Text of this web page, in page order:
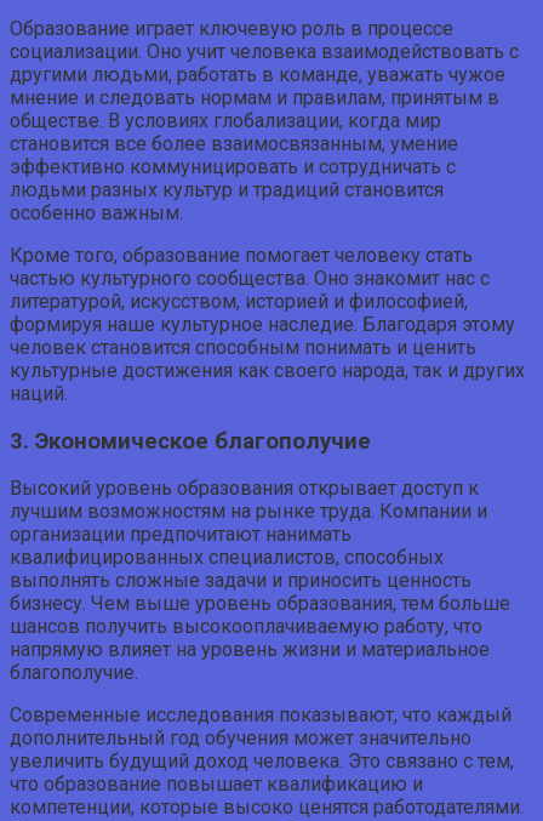
Образование играет ключевую роль в процессе
социализации. Оно учит человека взаимодействовать с
другими людьми, работать в команде, уважать чужое
мнение и следовать нормам и правилам, принятым в
обществе. В условиях глобализации, когда мир
становится все более взаимосвязанным, умение
эффективно коммуницировать и сотрудничать с
людьми разных культур и традиций становится
особенно важным.
Кроме того, образование помогает человеку стать
частью культурного сообщества. Оно знакомит нас с
литературой, искусством, историей и философией,
формируя наше культурное наследие. Благодаря этому
человек становится способным понимать и ценить
культурные достижения как своего народа, так и других
наций.
3. Экономическое благополучие
Высокий уровень образования открывает доступ к
лучшим возможностям на рынке труда. Компании и
организации предпочитают нанимать
квалифицированных специалистов, способных
выполнять сложные задачи и приносить ценность
бизнесу. Чем выше уровень образования, тем больше
шансов получить высокооплачиваемую работу, что
напрямую влияет на уровень жизни и материальное
благополучие.
Современные исследования показывают, что каждый
дополнительный год обучения может значительно
увеличить будущий доход человека. Это связано с тем,
что образование повышает квалификацию и
компетенции, которые высоко ценятся работодателями.